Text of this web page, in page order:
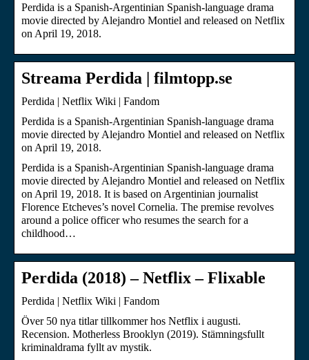
Perdida is a Spanish-Argentinian Spanish-language drama
movie directed by Alejandro Montiel and released on Netflix
on April 19, 2018.
Streama Perdida | filmtopp.se
Perdida | Netflix Wiki | Fandom
Perdida is a Spanish-Argentinian Spanish-language drama
movie directed by Alejandro Montiel and released on Netflix
on April 19, 2018.
Perdida is a Spanish-Argentinian Spanish-language drama
movie directed by Alejandro Montiel and released on Netflix
on April 19, 2018. It is based on Argentinian journalist
Florence Etcheves’s novel Cornelia. The premise revolves
around a police officer who resumes the search for a
childhood…
Perdida (2018) – Netflix – Flixable
Perdida | Netflix Wiki | Fandom
Över 50 nya titlar tillkommer hos Netflix i augusti.
Recension. Motherless Brooklyn (2019). Stämningsfullt
kriminaldrama fyllt av mystik.